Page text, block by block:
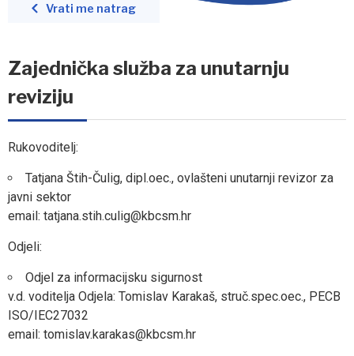
Vrati me natrag
Zajednička služba za unutarnju
reviziju
Rukovoditelj:
Tatjana Štih-Čulig, dipl.oec., ovlašteni unutarnji revizor za
javni sektor
email: tatjana.stih.culig@kbcsm.hr
Odjeli:
Odjel za informacijsku sigurnost
v.d. voditelja Odjela: Tomislav Karakaš, struč.spec.oec., PECB
ISO/IEC27032
email: tomislav.karakas@kbcsm.hr